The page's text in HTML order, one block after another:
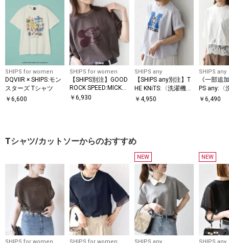
オリジナルレーベルです。
メンズ、ウィメンズ、キッズをラインナップし、OUTLET各店舗、ECサイ
トを中心に展開。
様々なライフスタイルに寄り添い、自分らしさを表現できるトータルアイ
テムを提案します。
SHIPS for women
DQVIIR × SHIPS:モン
スターズ Tシャツ
￥ 6,600
SHIPS for women
【SHIPS別注】GOOD
ROCK SPEED:MICKEY
/ TEE
￥6,930
SHIPS any
【SHIPS any別注】T
HE KNiTS:〈洗濯機可
能〉ラウンドヘム プ
￥ 4,950
SHIPS any
《一部追
PS any:〈
能〉ジッ
￥6,490
Tシャツ/カットソーからのおすすめ
SHIPS for women SHIPS for women
NEW
SHIPS any
NEW
SHIPS any